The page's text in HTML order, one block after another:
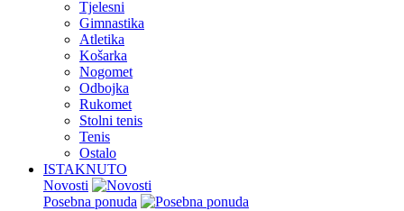
Tjelesni
Gimnastika
Atletika
Košarka
Nogomet
Odbojka
Rukomet
Stolni tenis
Tenis
Ostalo
ISTAKNUTO
Novosti
Posebna ponuda